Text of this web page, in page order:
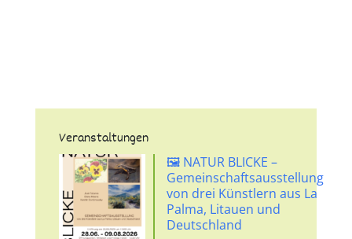
Veranstaltungen
🖼️ NATUR BLICKE –
Gemeinschaftsausstellung
von drei Künstlern aus La
Palma, Litauen und
Deutschland